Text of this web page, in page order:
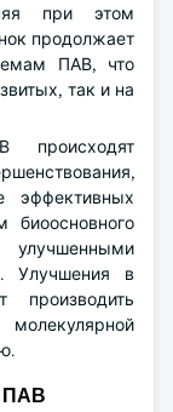
при этом
продолжает
ПАВ, что
так и на
происходят
эффективных
биоосновного
Улучшения в
производить
ПАВ